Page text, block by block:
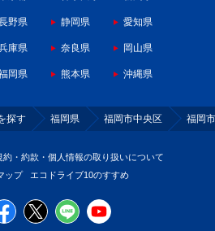
野県 静岡県 愛知県
庫県 奈良県 岡山県
岡県 熊本県 沖縄県
探す 福岡県 福岡市中央区 福岡
約・約款・個人情報の取り扱いについて
ップ エコドライブ10のすすめ